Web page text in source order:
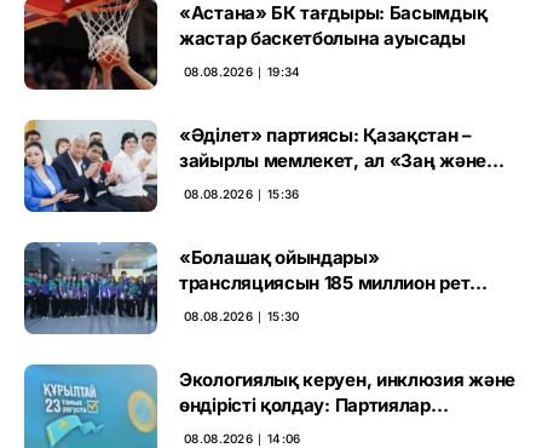
«Астана» БК тағдыры: Басымдық
жастар баскетболына ауысады
08.08.2026 ∣ 19:34
«Әділет» партиясы: Қазақстан –
зайырлы мемлекет, ал «Заң және
тәртіп» қағидаты баршаға міндетті
08.08.2026 ∣ 15:36
«Болашақ ойындары»
трансляциясын 185 миллион рет
көрген
08.08.2026 ∣ 15:30
Экологиялық керуен, инклюзия және
өндірісті қолдау: Партиялар
өңірлерде қандай мәселе көтерді
08.08.2026 ∣ 14:06